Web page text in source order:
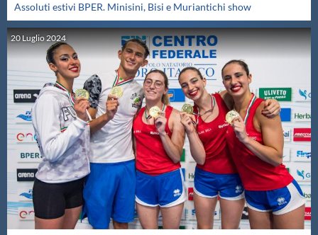
Assoluti estivi BPER. Minisini, Bisi e Muriantichi show
20 Luglio2024